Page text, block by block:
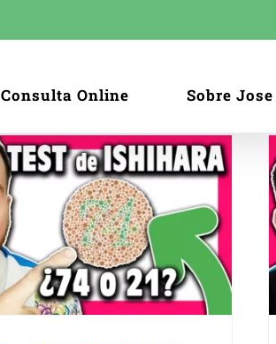
Consulta Online Sobre Jose
para DALTONISMO?
¿Funcionan?
Daltonismo